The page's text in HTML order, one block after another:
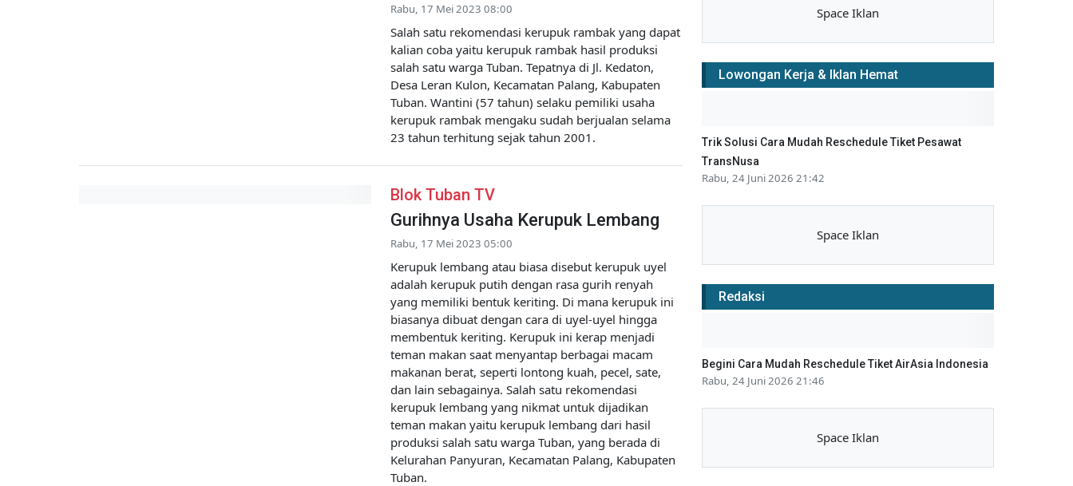
Rabu, 17 Mei 2023 08:00
Salah satu rekomendasi kerupuk rambak yang dapat
kalian coba yaitu kerupuk rambak hasil produksi
salah satu warga Tuban. Tepatnya di Jl. Kedaton,
Desa Leran Kulon, Kecamatan Palang, Kabupaten
Tuban. Wantini (57 tahun) selaku pemiliki usaha
kerupuk rambak mengaku sudah berjualan selama
23 tahun terhitung sejak tahun 2001.
Blok Tuban TV
Gurihnya Usaha Kerupuk Lembang
Rabu, 17 Mei 2023 05:00
Kerupuk lembang atau biasa disebut kerupuk uyel
adalah kerupuk putih dengan rasa gurih renyah
yang memiliki bentuk keriting. Di mana kerupuk ini
biasanya dibuat dengan cara di uyel-uyel hingga
membentuk keriting. Kerupuk ini kerap menjadi
teman makan saat menyantap berbagai macam
makanan berat, seperti lontong kuah, pecel, sate,
dan lain sebagainya. Salah satu rekomendasi
kerupuk lembang yang nikmat untuk dijadikan
teman makan yaitu kerupuk lembang dari hasil
produksi salah satu warga Tuban, yang berada di
Kelurahan Panyuran, Kecamatan Palang, Kabupaten
Tuban.
Space Iklan
Lowongan Kerja & Iklan Hemat
Trik Solusi Cara Mudah Reschedule Tiket Pesawat
TransNusa
Rabu, 24 Juni 2026 21:42
Space Iklan
Redaksi
Begini Cara Mudah Reschedule Tiket AirAsia Indonesia
Rabu, 24 Juni 2026 21:46
Space Iklan